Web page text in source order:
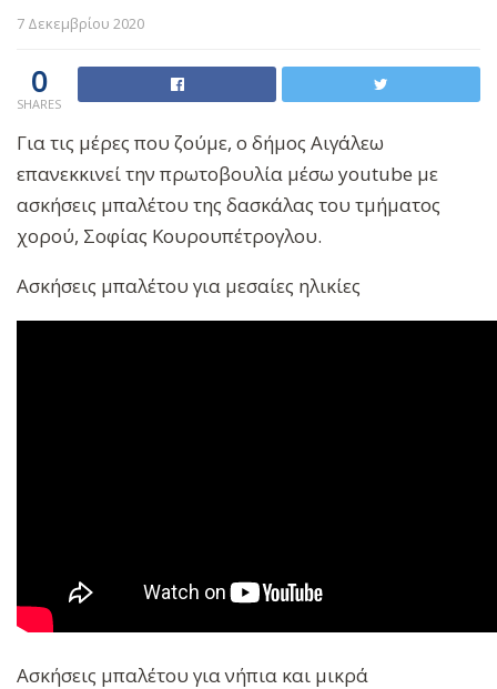
7 Δεκεμβρίου 2020
0
SHARES
Για τις μέρες που ζούμε, ο δήμος Αιγάλεω
επανεκκινεί την πρωτοβουλία μέσω youtube με
ασκήσεις μπαλέτου της δασκάλας του τμήματος
χορού, Σοφίας Κουρουπέτρογλου.
Ασκήσεις μπαλέτου για μεσαίες ηλικίες
Ασκήσεις μπαλέτου για νήπια και μικρά